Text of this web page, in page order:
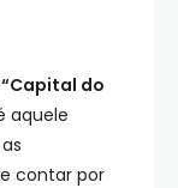
“Capital do
aquele
contar por